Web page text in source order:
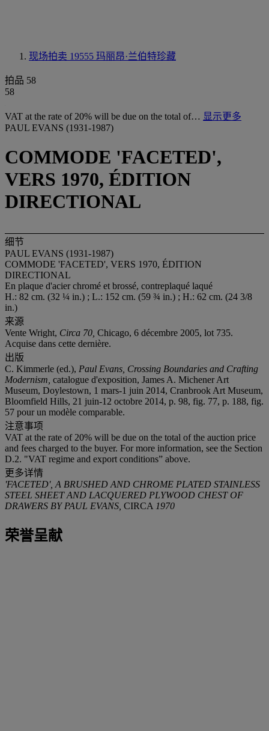
现场拍卖 19555 玛丽昂·兰伯特珍藏
拍品 58
58
VAT at the rate of 20% will be due on the total of… 显示更多
PAUL EVANS (1931-1987)
COMMODE 'FACETED',
VERS 1970, ÉDITION
DIRECTIONAL
细节
PAUL EVANS (1931-1987)
COMMODE 'FACETED', VERS 1970, ÉDITION
DIRECTIONAL
En plaque d'acier chromé et brossé, contreplaqué laqué
H.: 82 cm. (32 ¼ in.) ; L.: 152 cm. (59 ¾ in.) ; H.: 62 cm. (24 3/8
in.)
来源
Vente Wright, Circa 70, Chicago, 6 décembre 2005, lot 735.
Acquise dans cette dernière.
出版
C. Kimmerle (ed.), Paul Evans, Crossing Boundaries and Crafting
Modernism, catalogue d'exposition, James A. Michener Art
Museum, Doylestown, 1 mars-1 juin 2014, Cranbrook Art Museum,
Bloomfield Hills, 21 juin-12 octobre 2014, p. 98, fig. 77, p. 188, fig.
57 pour un modèle comparable.
注意事项
VAT at the rate of 20% will be due on the total of the auction price
and fees charged to the buyer. For more information, see the Section
D.2. "VAT regime and export conditions” above.
更多详情
'FACETED', A BRUSHED AND CHROME PLATED STAINLESS
STEEL SHEET AND LACQUERED PLYWOOD CHEST OF
DRAWERS BY PAUL EVANS, CIRCA 1970
荣誉呈献